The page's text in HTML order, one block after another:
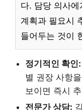
다. 담당 의사
계획과 필요시
들어두는 것이
정기적인 확인:
별 권장 사항
보이면 즉시
전문가 상담: